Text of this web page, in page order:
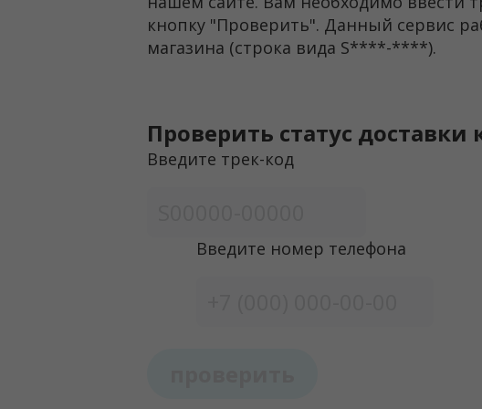
кнопку "Проверить". Данный сервис
магазина (строка вида S****-****).
Проверить статус
Введите трек-код
Введите номер телефона